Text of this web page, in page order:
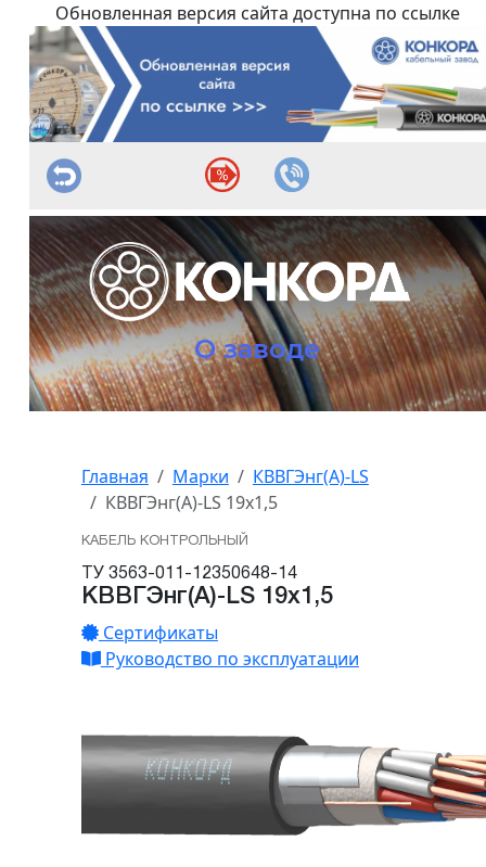
Обновленная версия сайта доступна по ссылке
О заводе
Главная Марки
КВВГЭнг(А)-LS
КВВГЭнг(А)-LS 19х1,5
КАБЕЛЬ КОНТРОЛЬНЫЙ
ТУ 3563-011-12350648-14
КВВГЭнг(А)-LS 19х1,5
Сертификаты
Руководство по эксплуатации